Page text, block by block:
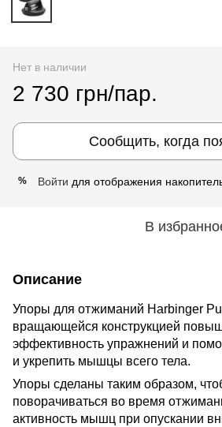
Нет в наличии
2 730 грн/пар.
Сообщить, когда
% Войти для отображения
В
Описание
Упоры для отжиманий Harbinger
вращающейся конструкцией
эффективность упражнений и
и укрепить мышцы всего тела.
Упоры сделаны таким образом,
поворачиваться во время
активность мышц при опускании